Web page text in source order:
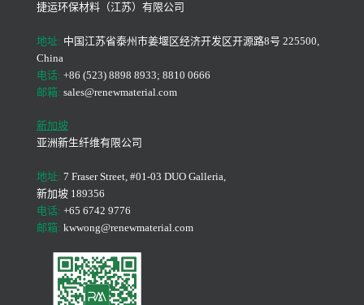
捷运环保材料（江苏）有限公司
地址: 中国江苏省泰州市姜堰区经济开发区开源路8号 225500,
China
电话: +86 (523) 8898 8933; 8810 0666
邮箱: sales@renewmaterial.com
新加坡
亚洲新生纤维有限公司
地址: 7 Fraser Street, #01-03 DUO Galleria,
新加坡 189356
电话: +65 6742 9776
邮箱: kwwong@renewmaterial.com